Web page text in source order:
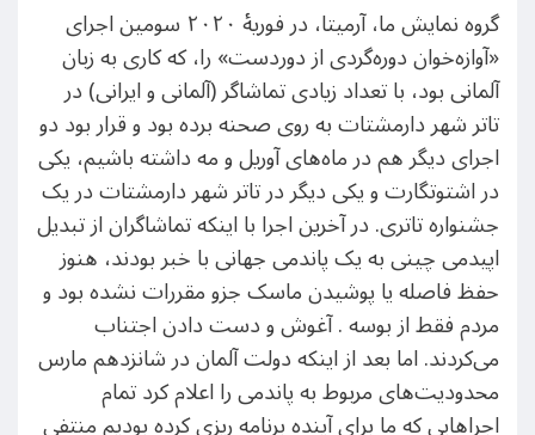
گروه نمایش ما، آرمیتا، در فوریهٔ ۲۰۲۰ سومین اجرای
«آوازه‌خوان دوره‌گردی از دور‌دست» را، که کاری به زبان
آلمانی بود، با تعداد زیادی تماشاگر (آلمانی و ایرانی) در
تاتر شهر دارمشتات به روی صحنه برده بود و قرار بود دو
اجرای دیگر هم در ماه‌های آوریل و مه داشته باشیم، یکی
در اشتوتگارت و یکی دیگر در تاتر شهر دارمشتات در یک
جشنواره تاتری. در آخرین اجرا با اینکه تماشاگران از تبدیل
اپیدمی چینی به یک پاندمی جهانی با خبر بودند، هنوز
حفظ فاصله یا پوشیدن ماسک جزو مقررات نشده بود و
مردم فقط از بوسه . آغوش و دست دادن اجتناب
می‌کردند. اما بعد از اینکه دولت آلمان در شانزدهم مارس
محدودیت‌های مربوط به پاندمی را اعلام کرد تمام
اجراهایی که ما برای آینده برنامه ریزی کرده بودیم منتفی